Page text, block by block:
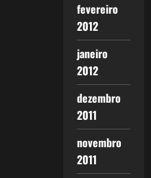
fevereiro
2012
janeiro
2012
dezembro
2011
novembro
2011